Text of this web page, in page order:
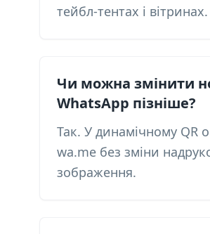
тейбл-тентах і вітринах.
Чи можна змінити
WhatsApp пізніше?
Так. У динамічному QR
wa.me без зміни
зображення.